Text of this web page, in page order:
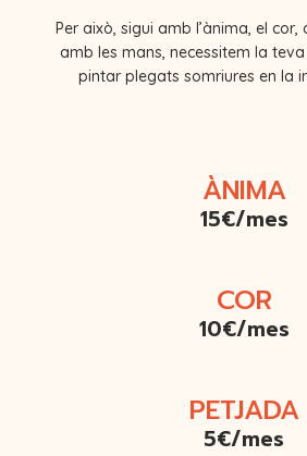
Per això, sigui amb l’ànima, el
amb les mans, necessitem la
pintar plegats somriures en la
ÀNIMA
15€/mes
COR
10€/mes
PETJADA
5€/mes